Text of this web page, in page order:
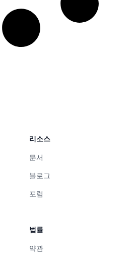
리소스
문서
블로그
포럼
법률
약관